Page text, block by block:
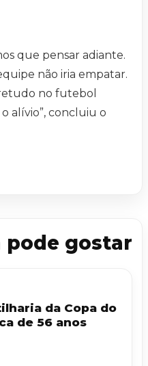
que pensar adiante.
não iria empatar.
no futebol
alívio”, concluiu o
pode gostar
da Copa do
de 56 anos